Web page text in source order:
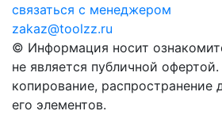
связаться с менеджером
zakaz@toolzz.ru
© Информация носит
не является публичной
копирование, распространение
его элементов.